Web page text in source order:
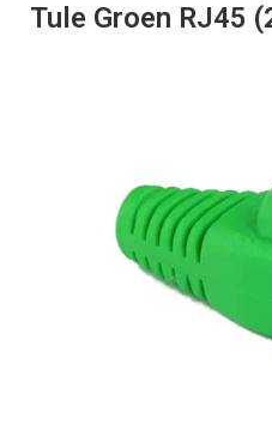
Tule Groen RJ45